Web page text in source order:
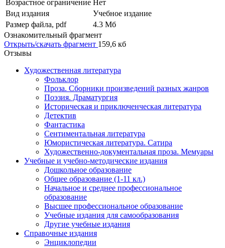
Возрастное ограничение Нет
Вид издания
Учебное издание
Размер файла, pdf
4.3 Mб
Ознакомительный фрагмент
Открыть/скачать фрагмент 159,6 кб
Отзывы
Художественная литература
Фольклор
Проза. Сборники произведений разных жанров
Поэзия. Драматургия
Историческая и приключенческая литература
Детектив
Фантастика
Сентиментальная литература
Юмористическая литература. Сатира
Художественно-документальная проза. Мемуары
Учебные и учебно-методические издания
Дошкольное образование
Общее образование (1-11 кл.)
Начальное и среднее профессиональное
образование
Высшее профессиональное образование
Учебные издания для самообразования
Другие учебные издания
Справочные издания
Энциклопедии